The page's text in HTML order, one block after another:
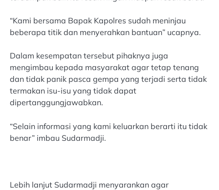
“Kami bersama Bapak Kapolres sudah meninjau
beberapa titik dan menyerahkan bantuan” ucapnya.
Dalam kesempatan tersebut pihaknya juga
mengimbau kepada masyarakat agar tetap tenang
dan tidak panik pasca gempa yang terjadi serta tidak
termakan isu-isu yang tidak dapat
dipertanggungjawabkan.
“Selain informasi yang kami keluarkan berarti itu tidak
benar” imbau Sudarmadji.
Lebih lanjut Sudarmadji menyarankan agar